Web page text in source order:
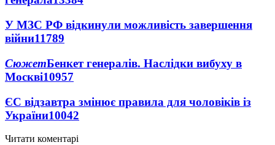
У МЗС РФ відкинули можливість завершення
війни11789
СюжетБенкет генералів. Наслідки вибуху в
Москві10957
ЄС відзавтра змінює правила для чоловіків із
України10042
Читати коментарі